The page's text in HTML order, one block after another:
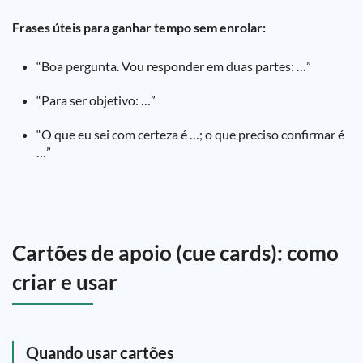
Frases úteis para ganhar tempo sem enrolar:
“Boa pergunta. Vou responder em duas partes: …”
“Para ser objetivo: …”
“O que eu sei com certeza é …; o que preciso confirmar é
…”
Cartões de apoio (cue cards): como
criar e usar
Quando usar cartões